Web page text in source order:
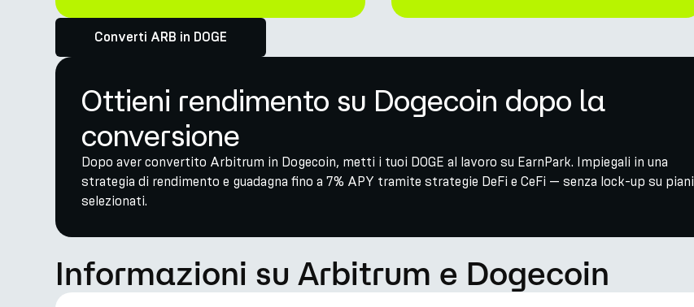
Converti ARB in DOGE
Ottieni rendimento su Dogecoin dopo la
conversione
Dopo aver convertito Arbitrum in Dogecoin, metti i tuoi DOGE al lavoro su EarnPark. Impiegali in una
strategia di rendimento e guadagna fino a 7% APY tramite strategie DeFi e CeFi — senza lock-up su piani
selezionati.
Informazioni su Arbitrum e Dogecoin